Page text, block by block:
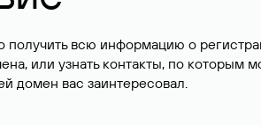
получить всю информацию о
или узнать контакты, по которым
домен вас заинтересовал.